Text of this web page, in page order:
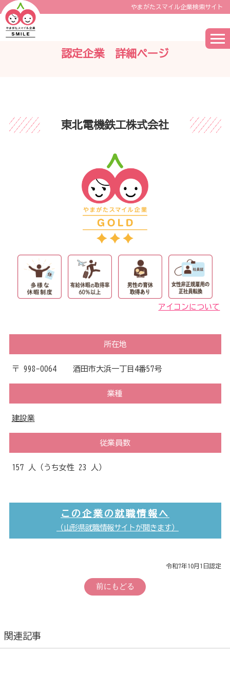
やまがたスマイル企業検索サイト
認定企業 詳細ページ
東北電機鉄工株式会社
アイコンについて
所在地
〒 998-0064 酒田市大浜一丁目4番57号
業種
建設業
従業員数
157 人（うち女性 23 人）
この企業の就職情報へ
（山形県就職情報サイトが開きます）
令和7年10月1日認定
前にもどる
関連記事